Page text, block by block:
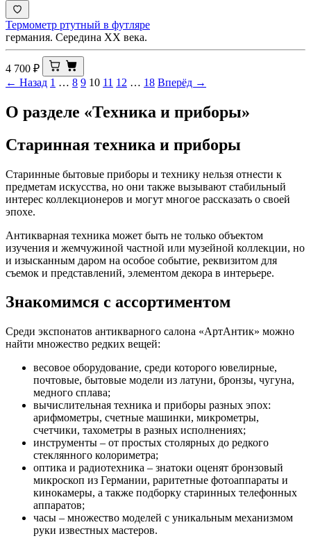
Термометр ртутный в футляре
германия. Середина ХХ века.
4 700 ₽
← Назад 1 … 8 9 10 11 12 … 18 Вперёд →
О разделе «Техника и приборы»
Старинная техника и приборы
Старинные бытовые приборы и технику нельзя отнести к
предметам искусства, но они также вызывают стабильный
интерес коллекционеров и могут многое рассказать о своей
эпохе.
Антикварная техника может быть не только объектом
изучения и жемчужиной частной или музейной коллекции, но
и изысканным даром на особое событие, реквизитом для
съемок и представлений, элементом декора в интерьере.
Знакомимся с ассортиментом
Среди экспонатов антикварного салона «АртАнтик» можно
найти множество редких вещей:
весовое оборудование, среди которого ювелирные,
почтовые, бытовые модели из латуни, бронзы, чугуна,
медного сплава;
вычислительная техника и приборы разных эпох:
арифмометры, счетные машинки, микрометры,
счетчики, тахометры в разных исполнениях;
инструменты – от простых столярных до редкого
стеклянного колориметра;
оптика и радиотехника – знатоки оценят бронзовый
микроскоп из Германии, раритетные фотоаппараты и
кинокамеры, а также подборку старинных телефонных
аппаратов;
часы – множество моделей с уникальным механизмом
руки известных мастеров.